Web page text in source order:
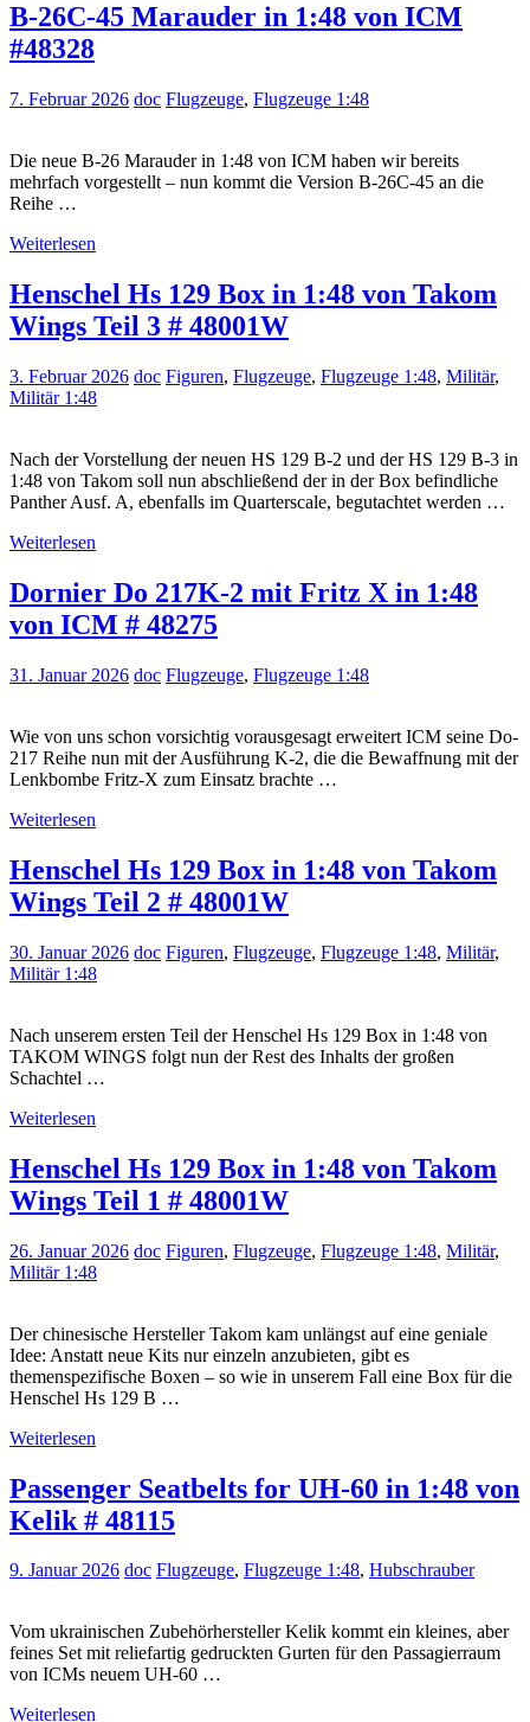
B-26C-45 Marauder in 1:48 von ICM
#48328
7. Februar 2026 doc Flugzeuge, Flugzeuge 1:48
Die neue B-26 Marauder in 1:48 von ICM haben wir bereits
mehrfach vorgestellt – nun kommt die Version B-26C-45 an die
Reihe …
Weiterlesen
Henschel Hs 129 Box in 1:48 von Takom
Wings Teil 3 # 48001W
3. Februar 2026 doc Figuren, Flugzeuge, Flugzeuge 1:48, Militär,
Militär 1:48
Nach der Vorstellung der neuen HS 129 B-2 und der HS 129 B-3 in
1:48 von Takom soll nun abschließend der in der Box befindliche
Panther Ausf. A, ebenfalls im Quarterscale, begutachtet werden …
Weiterlesen
Dornier Do 217K-2 mit Fritz X in 1:48
von ICM # 48275
31. Januar 2026 doc Flugzeuge, Flugzeuge 1:48
Wie von uns schon vorsichtig vorausgesagt erweitert ICM seine Do-
217 Reihe nun mit der Ausführung K-2, die die Bewaffnung mit der
Lenkbombe Fritz-X zum Einsatz brachte …
Weiterlesen
Henschel Hs 129 Box in 1:48 von Takom
Wings Teil 2 # 48001W
30. Januar 2026 doc Figuren, Flugzeuge, Flugzeuge 1:48, Militär,
Militär 1:48
Nach unserem ersten Teil der Henschel Hs 129 Box in 1:48 von
TAKOM WINGS folgt nun der Rest des Inhalts der großen
Schachtel …
Weiterlesen
Henschel Hs 129 Box in 1:48 von Takom
Wings Teil 1 # 48001W
26. Januar 2026 doc Figuren, Flugzeuge, Flugzeuge 1:48, Militär,
Militär 1:48
Der chinesische Hersteller Takom kam unlängst auf eine geniale
Idee: Anstatt neue Kits nur einzeln anzubieten, gibt es
themenspezifische Boxen – so wie in unserem Fall eine Box für die
Henschel Hs 129 B …
Weiterlesen
Passenger Seatbelts for UH-60 in 1:48 von
Kelik # 48115
9. Januar 2026 doc Flugzeuge, Flugzeuge 1:48, Hubschrauber
Vom ukrainischen Zubehörhersteller Kelik kommt ein kleines, aber
feines Set mit reliefartig gedruckten Gurten für den Passagierraum
von ICMs neuem UH-60 …
Weiterlesen